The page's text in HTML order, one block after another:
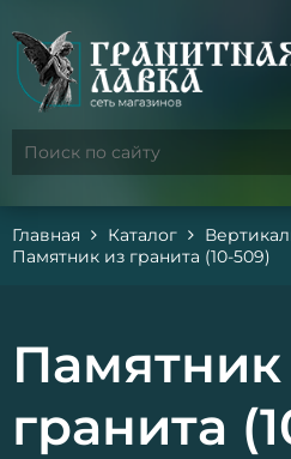
Главная Каталог
Памятник из гранита (10-509)
Памятник
гранита